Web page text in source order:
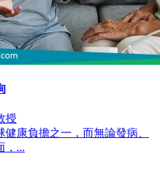
授
康負擔之一，而無論發病、
，...